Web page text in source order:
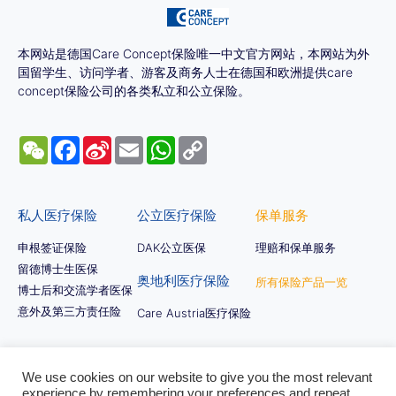
本网站是德国Care Concept保险唯一中文官方网站，本网站为外
国留学生、访问学者、游客及商务人士在德国和欧洲提供care
concept保险公司的各类私立和公立保险。
WeChatFacebook
Sina
Weibo
Email WhatsApp
私人医疗保险
申根签证保险
留德博士生医保
博士后和交流学者医保
意外及第三方责任险
公立医疗保险
DAK公立医保
奥地利医疗保险
Care Austria医疗保险
保单服务
理赔和保单服务
所有保险产品一览
© All rights reserved 2022-2026 Care Concept AG in Germany
We use cookies on our website to give you the most relevant